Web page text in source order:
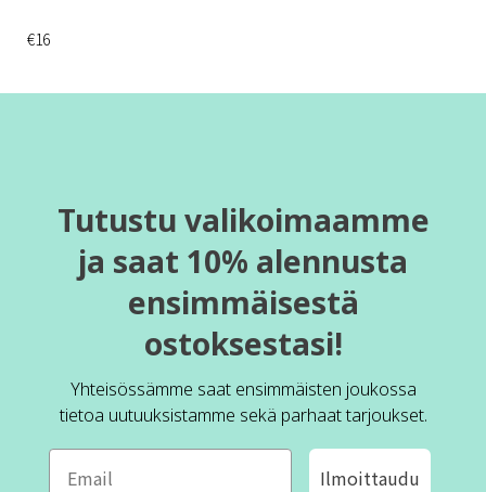
€16
Tutustu valikoimaamme
ja saat 10% alennusta
ensimmäisestä
ostoksestasi!
Yhteisössämme saat ensimmäisten joukossa
tietoa uutuuksistamme sekä parhaat tarjoukset.
Ilmoittaudu